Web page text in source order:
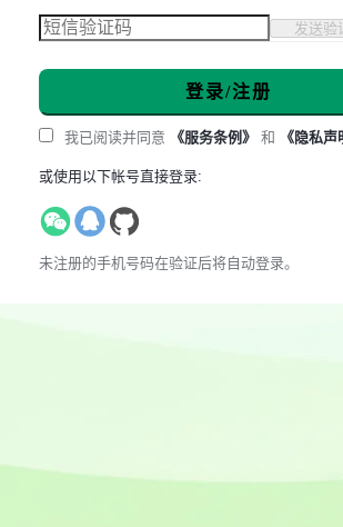
发送验
登录/注册
我已阅读并同意 《服务条例》 和 《隐私声
或使用以下帐号直接登录:
未注册的手机号码在验证后将自动登录。